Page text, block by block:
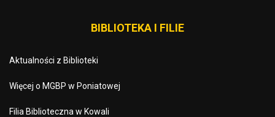
BIBLIOTEKA I FILIE
Aktualności z Biblioteki
Więcej o MGBP w Poniatowej
Filia Biblioteczna w Kowali